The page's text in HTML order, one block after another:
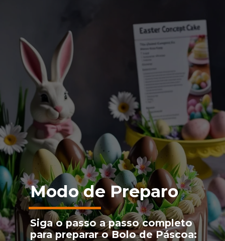
Siga o passo a passo completo
para preparar o Bolo de Páscoa:
Modo de Preparo